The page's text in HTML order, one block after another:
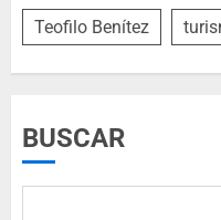
Teofilo Benítez
BUSCAR